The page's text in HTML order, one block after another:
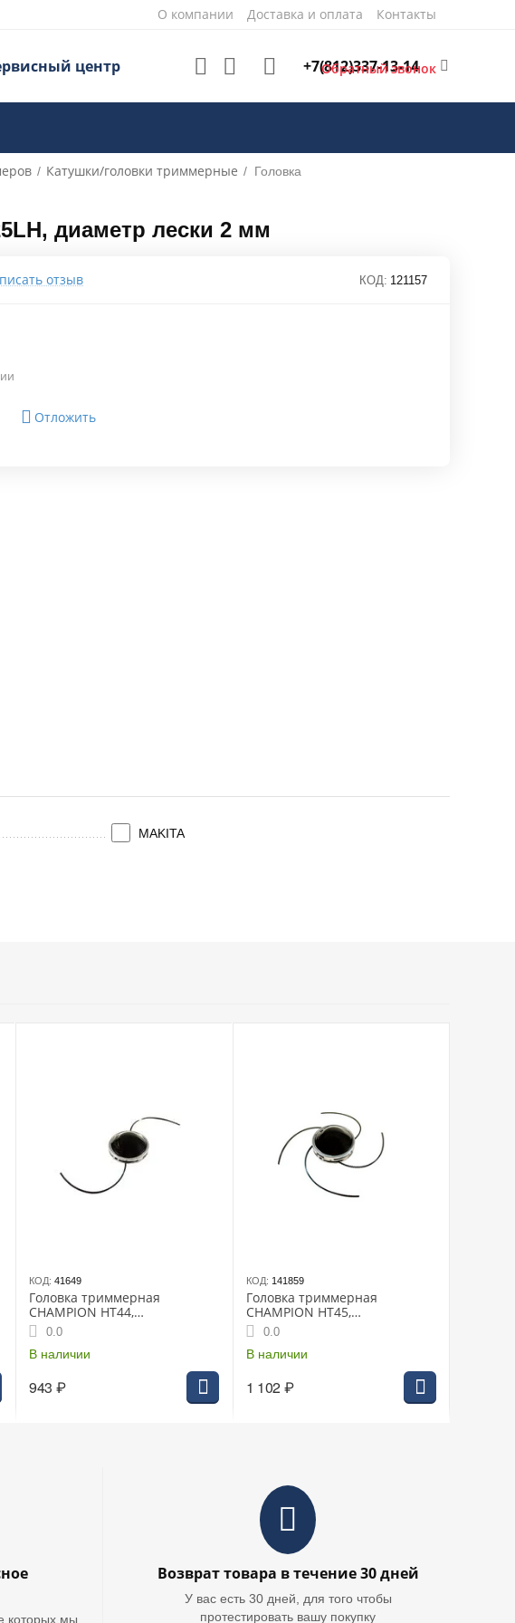
О компании Доставка и оплата Контакты
центр +7(812)337-13-14
Обратный звонок
/ Катушки/головки триммерные / Головка
диаметр лески 2 мм
отзыв КОД: 121157
Отложить
MAKITA
КОД: 41649
Головка триммерная
CHAMPION HT44,
универсальная Все
редукторные косы от 25 до 40
см3 (C5144)
0.0
В наличии
943 ₽
КОД: 141859
Головка триммерная
CHAMPION HT45,
универсальная все
редукторные косы более 40
см³
0.0
В наличии
1 102₽
которых мы
Возврат товара в течение 30 дней
У вас есть 30 дней, для того чтобы
протестировать вашу покупку